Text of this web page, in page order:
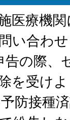
医療機
い合わ
告の際、
を受け
防接種